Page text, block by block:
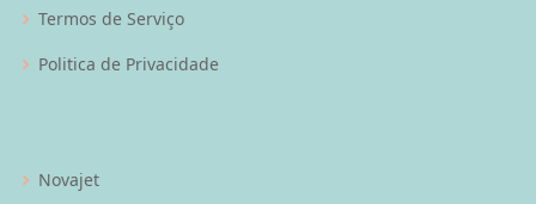
Termos de Serviço
Politica de Privacidade
Novajet